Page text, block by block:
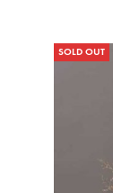
SOLD OUT